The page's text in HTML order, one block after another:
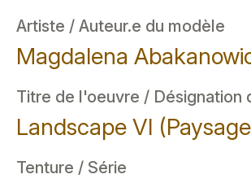
Artiste / Auteur.e du modèle
Magdalena
Titre de l'oeuvre / Désignation
Landscape VI
Tenture / Série